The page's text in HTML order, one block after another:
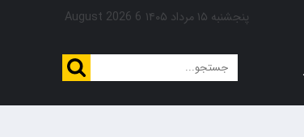
پنجشنبه ۱۵ مرداد ۱۴۰۵ 6 August 2026